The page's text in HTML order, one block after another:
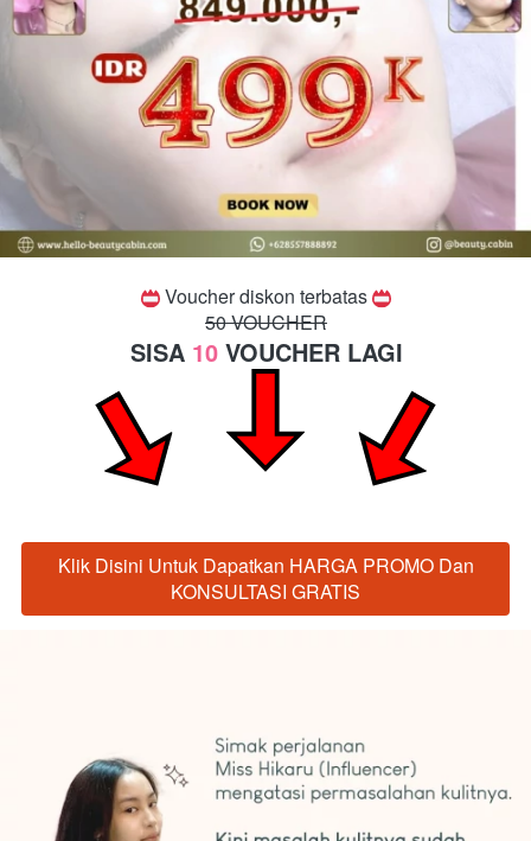
Voucher diskon terbatas
50 VOUCHER
SISA 10 VOUCHER LAGI
Klik Disini Untuk Dapatkan HARGA PROMO Dan
KONSULTASI GRATIS